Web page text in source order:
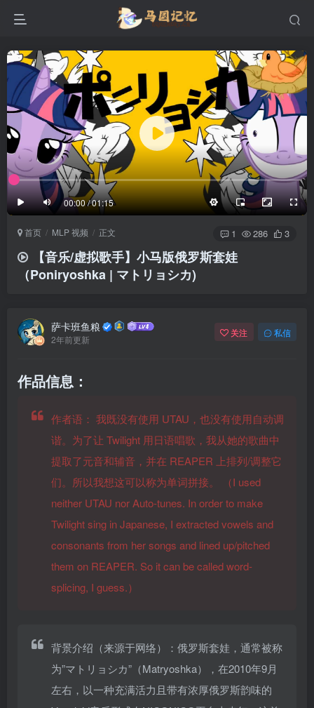
00:00 / 01:15
滚动顶部底部
防止弹幕重叠
同步视频速度
100%
1/4 半屏 满屏
3/4
25px
极慢 适中 极快
适中
滚动顶部底部
发送
首页 MLP 视频 正文 1 286 3
【音乐/虚拟歌手】小马版俄罗斯套娃
（Poniryoshka | マトリョシカ)
萨卡班鱼粮
2年前更新
关注 私信
作品信息：
作者语： 我既没有使用 UTAU，也没有使用自动调
谐。为了让 Twilight 用日语唱歌，我从她的歌曲中
提取了元音和辅音，并在 REAPER 上排列/调整它
们。所以我想这可以称为单词拼接。 （I used
neither UTAU nor Auto-tunes. In order to make
Twilight sing in Japanese, I extracted vowels and
consonants from her songs and lined up/pitched
them on REAPER. So it can be called word-
splicing, I guess.）
背景介绍（来源于网络）：俄罗斯套娃，通常被称
为”マトリョシカ”（Matryoshka），在2010年9月
左右，以一种充满活力且带有浓厚俄罗斯韵味的